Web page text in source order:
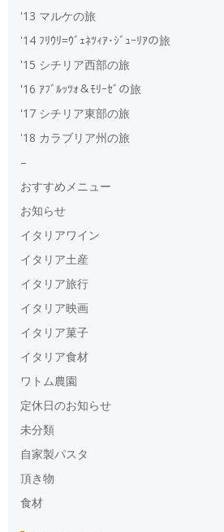
'13 マルケの旅
'14 ﾌﾘｳﾘ=ｳﾞｪﾈﾂｨｱ･ｼﾞｭｰﾘｱの旅
'15 シチリア西部の旅
'16 ｱﾌﾞﾙｯﾂｫ＆ﾓﾘｰｾﾞの旅
'17 シチリア東部の旅
'18 カラブリア州の旅
–
おすすめメニュー
お知らせ
イタリアワイン
イタリア土産
イタリア旅行
イタリア映画
イタリア菓子
イタリア食材
ワトム農園
定休日のお知らせ
未分類
自家製パスタ
頂き物
食材